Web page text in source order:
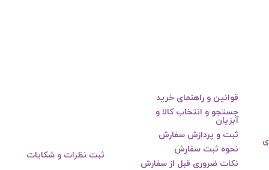
قوانین و راهنمای خرید
جستجو و انتخاب کالا و
آبزیان
ثبت و پردازش سفارش
نحوه ثبت سفارش
نکات ضروری قبل از سفارش
ثبت نظرات و شکایات